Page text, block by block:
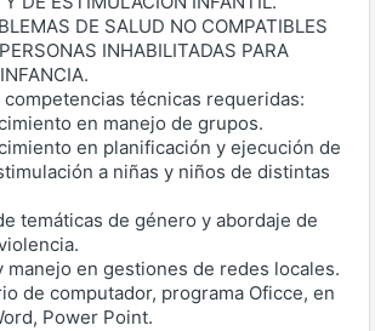
DE SALUD NO COMPATIBLES
INHABILITADAS PARA
técnicas requeridas:
en manejo de grupos.
en planificación y ejecución de
a niñas y niños de distintas
temáticas de género y abordaje de
manejo en gestiones de redes locales.
de computador, programa Oficce, en
Power Point.